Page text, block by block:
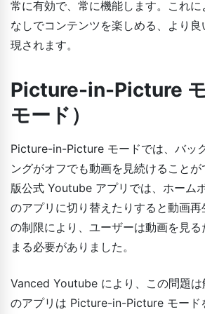
常に有効で、常に機能します。これ
なしでコンテンツを楽しめる、より
現されます。
Picture-in-Picture
モード）
Picture-in-Picture モードでは、バッ
ングがオフでも動画を見続けること
版公式 Youtube アプリでは、ホーム
のアプリに切り替えたりすると動画再
の制限により、ユーザーは動画を見
まる必要がありました。
Vanced Youtube により、この問題は
のアプリは Picture-in-Picture モード